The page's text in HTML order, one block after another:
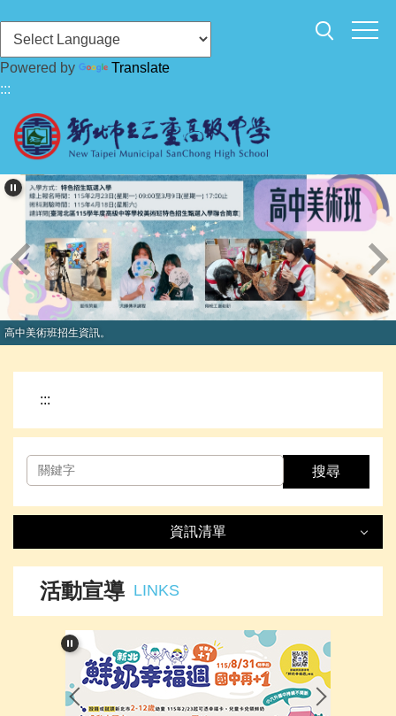
到
主
要
內
容
區
Powered by
Translate
:::
高中美術班招生資訊。
:::
搜尋
資訊清單
資訊清單 LIST
最新消息
處室簡介
活動宣導 LINKS